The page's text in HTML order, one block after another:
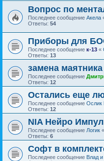
Вопрос по
Последнее сообщение Акела
Ответы: 54
Приборы для
Последнее сообщение к-13 «
Ответы: 13
замена
Последнее сообщение
Ответы: 12
Остались еще
Последнее сообщение
Ответы: 12
NIA Нейро
Последнее сообщение Логик «
Ответы: 6
Софт в
Последнее сообщение Влад